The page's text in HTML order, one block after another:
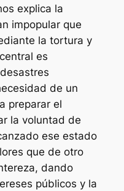
explica la
impopular que
la tortura y
es
de un
preparar el
la voluntad de
ese estado
que de otro
dando
públicos y la